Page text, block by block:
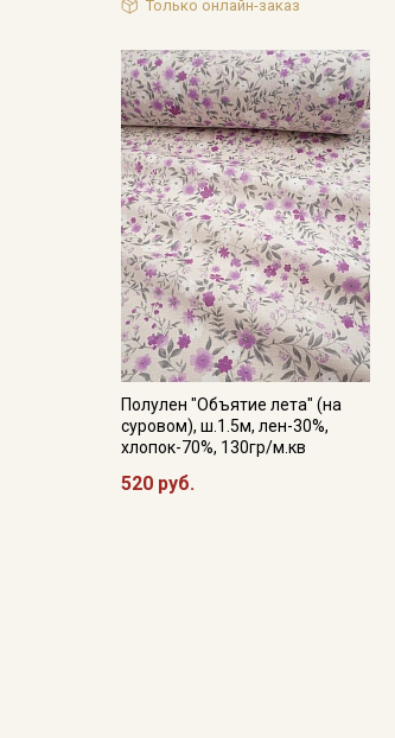
Только онлайн-заказ
Полулен "Объятие лета" (на
суровом), ш.1.5м, лен-30%,
хлопок-70%, 130гр/м.кв
520 руб.